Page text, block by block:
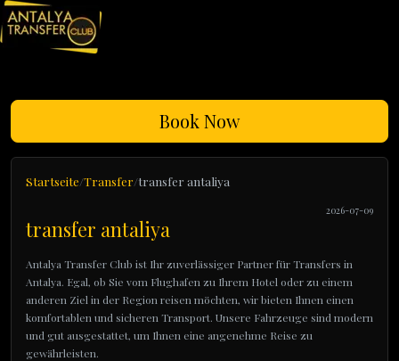
Book Now
Startseite Transfer transfer antaliya
2026-07-09
transfer antaliya
Antalya Transfer Club ist Ihr zuverlässiger Partner für Transfers in
Antalya. Egal, ob Sie vom Flughafen zu Ihrem Hotel oder zu einem
anderen Ziel in der Region reisen möchten, wir bieten Ihnen einen
komfortablen und sicheren Transport. Unsere Fahrzeuge sind modern
und gut ausgestattet, um Ihnen eine angenehme Reise zu
gewährleisten.